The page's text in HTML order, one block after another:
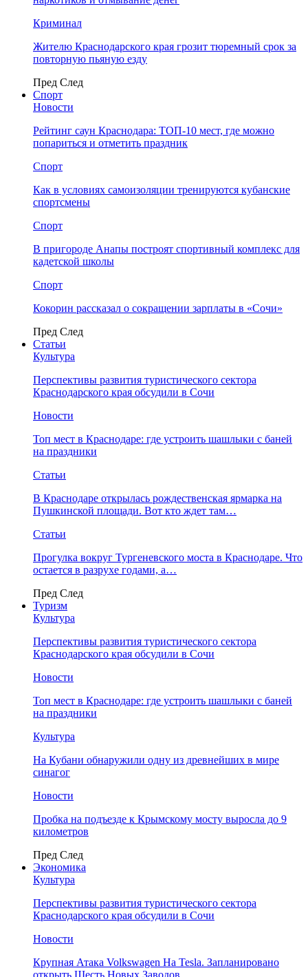
Криминал
Жителю Краснодарского края грозит тюремный срок за
повторную пьяную езду
Пред След
Спорт
Новости
Рейтинг саун Краснодара: ТОП-10 мест, где можно
попариться и отметить праздник
Спорт
Как в условиях самоизоляции тренируются кубанские
спортсмены
Спорт
В пригороде Анапы построят спортивный комплекс для
кадетской школы
Спорт
Кокорин рассказал о сокращении зарплаты в «Сочи»
Пред След
Статьи
Культура
Перспективы развития туристического сектора
Краснодарского края обсудили в Сочи
Новости
Топ мест в Краснодаре: где устроить шашлыки с баней
на праздники
Статьи
В Краснодаре открылась рождественская ярмарка на
Пушкинской площади. Вот кто ждет там…
Статьи
Прогулка вокруг Тургеневского моста в Краснодаре. Что
остается в разрухе годами, а…
Пред След
Туризм
Культура
Перспективы развития туристического сектора
Краснодарского края обсудили в Сочи
Новости
Топ мест в Краснодаре: где устроить шашлыки с баней
на праздники
Культура
На Кубани обнаружили одну из древнейших в мире
синагог
Новости
Пробка на подъезде к Крымскому мосту выросла до 9
километров
Пред След
Экономика
Культура
Перспективы развития туристического сектора
Краснодарского края обсудили в Сочи
Новости
Крупная Атака Volkswagen На Tesla. Запланировано
открыть Шесть Новых Заводов